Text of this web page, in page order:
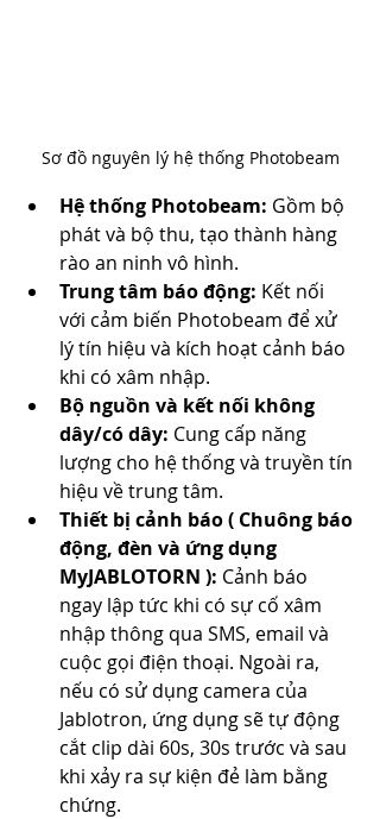
Sơ đồ nguyên lý hệ thống Photobeam
Hệ thống Photobeam: Gồm bộ
phát và bộ thu, tạo thành hàng
rào an ninh vô hình.
Trung tâm báo động: Kết nối
với cảm biến Photobeam để xử
lý tín hiệu và kích hoạt cảnh báo
khi có xâm nhập.
Bộ nguồn và kết nối không
dây/có dây: Cung cấp năng
lượng cho hệ thống và truyền tín
hiệu về trung tâm.
Thiết bị cảnh báo ( Chuông báo
động, đèn và ứng dụng
MyJABLOTORN ): Cảnh báo
ngay lập tức khi có sự cố xâm
nhập thông qua SMS, email và
cuộc gọi điện thoại. Ngoài ra,
nếu có sử dụng camera của
Jablotron, ứng dụng sẽ tự động
cắt clip dài 60s, 30s trước và sau
khi xảy ra sự kiện đẻ làm bằng
chứng.